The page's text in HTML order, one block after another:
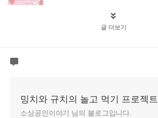
글 더보기
밍치와 규치의 놀고 먹기 프로젝트
소상공인이야기 님의 블로그입니다.